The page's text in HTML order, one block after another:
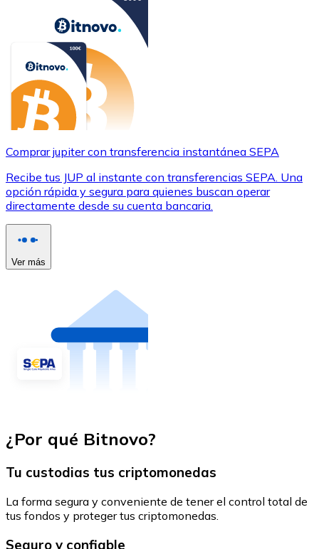
Comprar jupiter con transferencia instantánea SEPA
Recibe tus JUP al instante con transferencias SEPA. Una
opción rápida y segura para quienes buscan operar
directamente desde su cuenta bancaria.
Ver más
¿Por qué Bitnovo?
Tu custodias tus criptomonedas
La forma segura y conveniente de tener el control total de
tus fondos y proteger tus criptomonedas.
Seguro y confiable